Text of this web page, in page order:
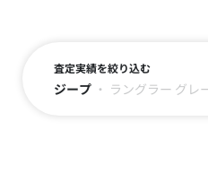
査定実績を絞り込む
ジープ ・ ラングラー グレ